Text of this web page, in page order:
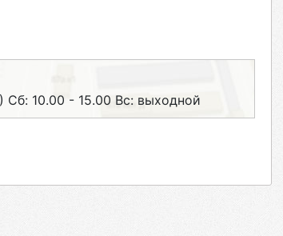
Сб: 10.00 - 15.00 Вс: выходной